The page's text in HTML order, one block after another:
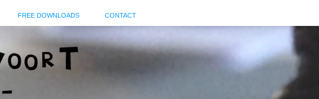
FREE DOWNLOADS CONTACT